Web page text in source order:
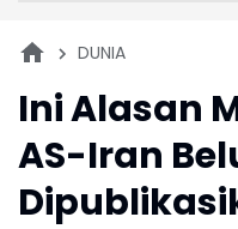
DUNIA
Ini Alasan
AS-Iran